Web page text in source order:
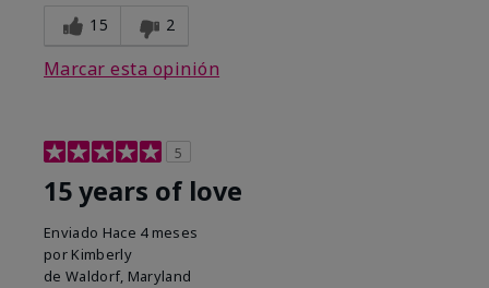
15 2
Marcar esta opinión
5
15 years of love
Enviado Hace 4 meses
por Kimberly
de Waldorf, Maryland